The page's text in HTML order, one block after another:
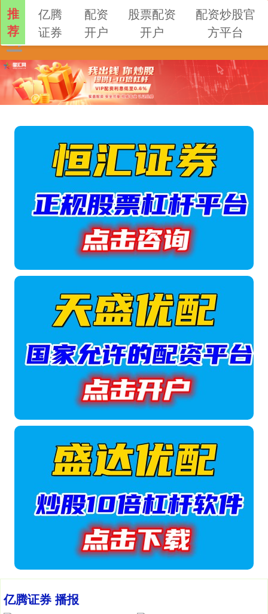
亿腾证券 播报
推
荐
亿腾
证券
配资
开户
股票配资
开户
配资炒股官
方平台